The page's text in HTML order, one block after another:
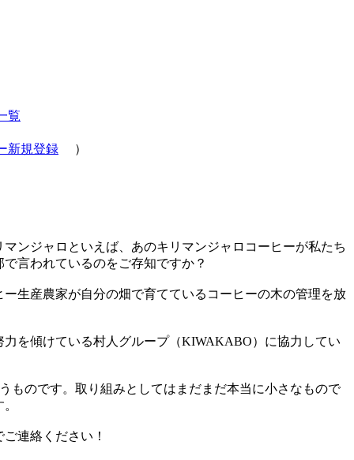
覧
新規登録 ）
ンジャロといえば、あのキリマンジャロコーヒーが私たち
言われているのをご存知ですか？
生産農家が自分の畑で育てているコーヒーの木の管理を放
を傾けている村人グループ（KIWAKABO）に協力してい
ものです。取り組みとしてはまだまだ本当に小さなもので
連絡ください！